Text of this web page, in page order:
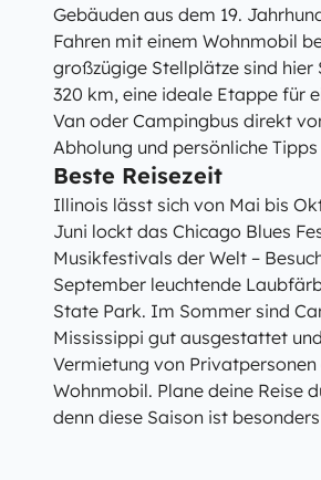
Gebäuden aus dem 19.
Fahren mit einem Wohnmobil
großzügige Stellplätze sind
320 km, eine ideale Etappe für
Van oder Campingbus direkt
Abholung und persönliche
Beste Reisezeit
Illinois lässt sich von Mai bis
Juni lockt das Chicago Blues
Musikfestivals der Welt –
September leuchtende
State Park. Im Sommer sind
Mississippi gut ausgestattet
Vermietung von
Wohnmobil. Plane deine Reise
denn diese Saison ist